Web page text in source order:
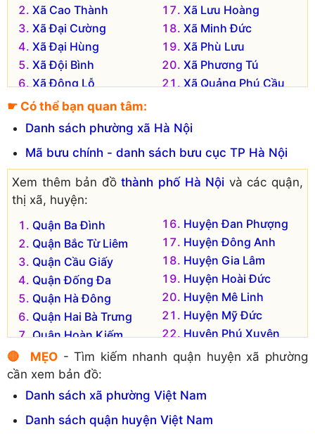
Xã Cao Thành
Xã Đại Cường
Xã Đại Hùng
Xã Đội Bình
Xã Đông Lỗ
Xã Đồng Tân
Xã Đồng Tiến
Xã Hòa Lâm
Xã Hòa Nam
Xã Hòa Phú
Xã Hoa Sơn
Xã Hòa Xá
Xã Hồng Quang
Xã Lưu Hoàng
Xã Minh Đức
Xã Phù Lưu
Xã Phương Tú
Xã Quảng Phú Cầu
Xã Tảo Dương Văn
Xã Trầm Lộng
Xã Trung Tú
Xã Trường Thịnh
Xã Vạn Thái
Xã Viên Nội
☛ Có thể bạn quan tâm:
Danh sách phường xã Hà Nội
Mã bưu chính - danh sách bưu cục TP Hà Nội
Xem thêm bản đồthành phố Hà Nội và các quận,
thị xã, huyện:
Quận Ba Đình
Quận Bắc Từ Liêm
Quận Cầu Giấy
Quận Đống Đa
Quận Hà Đông
Quận Hai Bà Trưng
Quận Hoàn Kiếm
Quận Hoàng Mai
Quận Long Biên
Quận Nam Từ Liêm
Quận Thanh Xuân
Huyện Đan Phượng
Huyện Đông Anh
Huyện Gia Lâm
Huyện Hoài Đức
Huyện Mê Linh
Huyện Mỹ Đức
Huyện Phú Xuyên
Huyện Phúc Thọ
Huyện Sóc Sơn
Huyện Thanh Oai
🔴 MẸO- Tìm kiếm nhanh quận huyện xã phường
cần xem bản đồ:
Danh sách xã phường Việt Nam
Danh sách quận huyện Việt Nam